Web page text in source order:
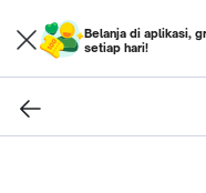
Belanja di aplikasi,
setiap hari!